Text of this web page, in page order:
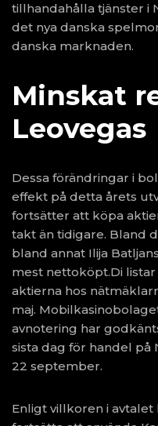
tillhandahålla tjänster i
det nya danska
danska marknaden.
Minskat
Leovegas
Dessa förändringar i
effekt på detta årets
fortsätter att köpa
takt än tidigare. Bland
bland annat Ilija
mest nettoköpt.Di
aktierna hos
maj.
avnotering har
sista dag för handel på
22 september.
Enligt villkoren i